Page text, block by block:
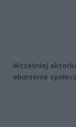
Wcześniej
oburzenie